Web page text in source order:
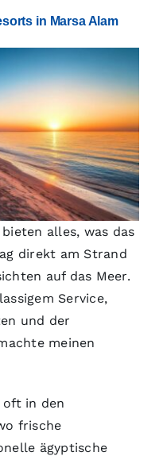
in Marsa Alam
alles, was das
direkt am Strand
auf das Meer.
Service,
und der
meinen
oft in den
frische
ägyptische